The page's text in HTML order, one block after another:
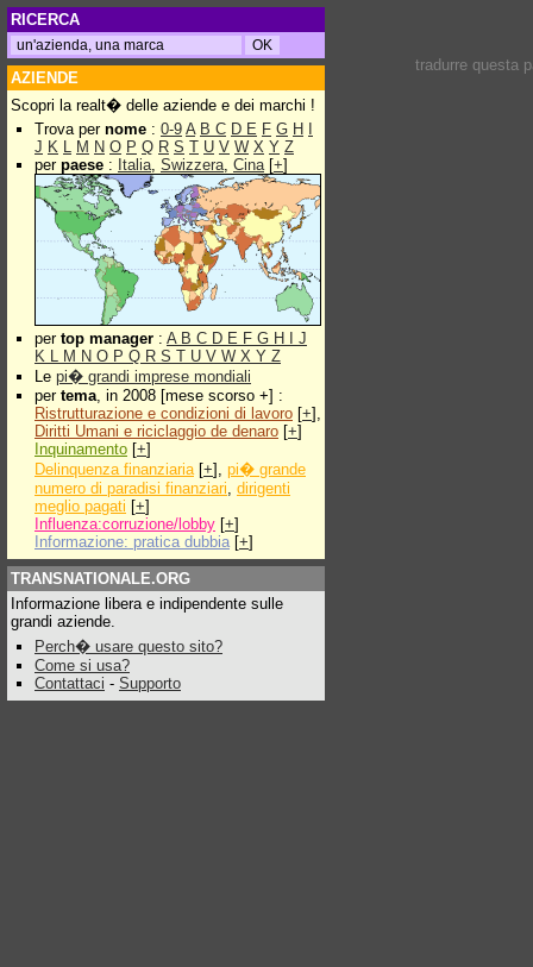
RICERCA
AZIENDE
Scopri la realt� delle aziende e dei marchi !
Trova per nome : 0-9 A B C D E F G H
J K L M N O P Q R S T U V W X Y Z
per paese : Italia, Swizzera, Cina[+]
per top manager : A B C D E F G H
J
K L M N O P Q R S T U V W X Y Z
Le pi� grandi imprese mondiali
per tema, in 2008 [mese scorso +] :
Ristrutturazione e condizioni di lavoro [+],
Diritti Umani e riciclaggio de denaro [+]
Inquinamento [+]
Delinquenza finanziaria[+], pi� grande
numero di paradisi finanziari, dirigenti
meglio pagati [+]
Influenza:corruzione/lobby [+]
Informazione: pratica dubbia [+]
TRANSNATIONALE.ORG
Informazione libera e indipendente sulle
grandi aziende.
Perch� usare questo sito?
Come si usa?
Contattaci - Supporto
tradurre questa